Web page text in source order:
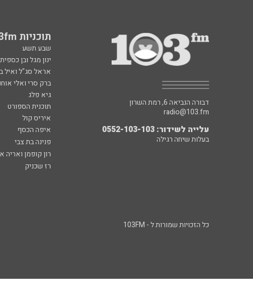
תוכניות 103fm
שבע תשע
ינון מגל ובן כספית
אראל סג"ל ואיל
ברק סרי ואלי
גיא פלג
תוכנית הספורט
איריס קול
איפה הכסף
פנינה בת צבי
רון קופמן ואריה
רז שכניק
דבורה הנביאה 6, רמת השרון
radio@103.fm
עלייה לשידור: 0552-103-103
בעלות שיחה רגילה
כל הזכויות שמורות ל - 103FM